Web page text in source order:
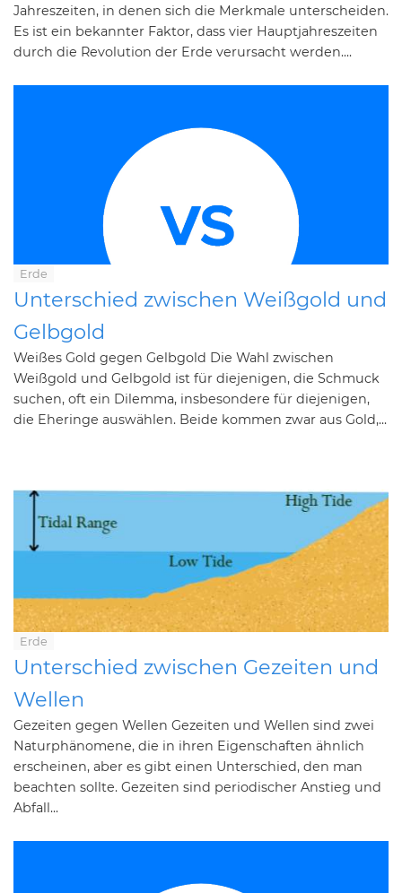
Jahreszeiten, in denen sich die Merkmale unterscheiden.
Es ist ein bekannter Faktor, dass vier Hauptjahreszeiten
durch die Revolution der Erde verursacht werden....
Erde
Unterschied zwischen Weißgold und
Gelbgold
Weißes Gold gegen Gelbgold Die Wahl zwischen
Weißgold und Gelbgold ist für diejenigen, die Schmuck
suchen, oft ein Dilemma, insbesondere für diejenigen,
die Eheringe auswählen. Beide kommen zwar aus Gold,...
Erde
Unterschied zwischen Gezeiten und
Wellen
Gezeiten gegen Wellen Gezeiten und Wellen sind zwei
Naturphänomene, die in ihren Eigenschaften ähnlich
erscheinen, aber es gibt einen Unterschied, den man
beachten sollte. Gezeiten sind periodischer Anstieg und
Abfall...